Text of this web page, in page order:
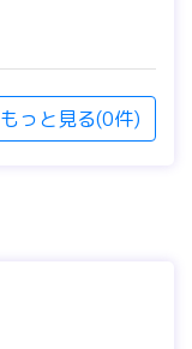
もっと見る(0件)